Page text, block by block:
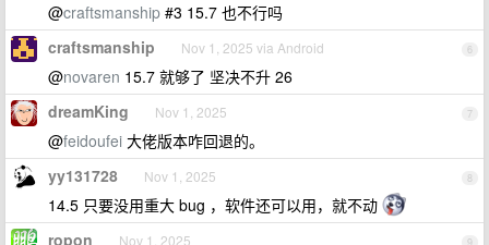
@craftsmanship #3 15.7 也不行吗
6
craftsmanship Nov 1, 2025 via Android
@novaren 15.7 就够了 坚决不升 26
7
dreamKing Nov 1, 2025
@feidoufei 大佬版本咋回退的。
8
yy131728 Nov 1, 2025
14.5 只要没用重大 bug ，软件还可以用，就不动
ropon Nov 1, 2025